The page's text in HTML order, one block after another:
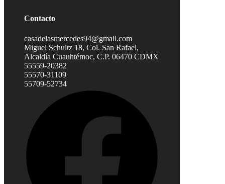
Contacto
casadelasmercedes94@gmail.com
Miguel Schultz 18, Col. San Rafael,
Alcaldía Cuauhtémoc, C.P. 06470 CDMX
55559-20382
55570-31109
55709-52734